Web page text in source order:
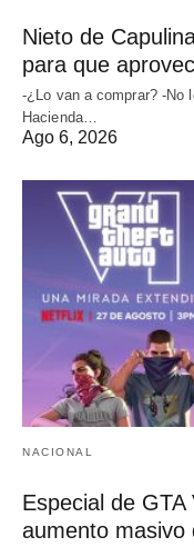
Nieto de
para que
-¿Lo van a comprar? -No
Hacienda…
Ago 6, 2026
NACIONAL
Especial de
aumento masivo